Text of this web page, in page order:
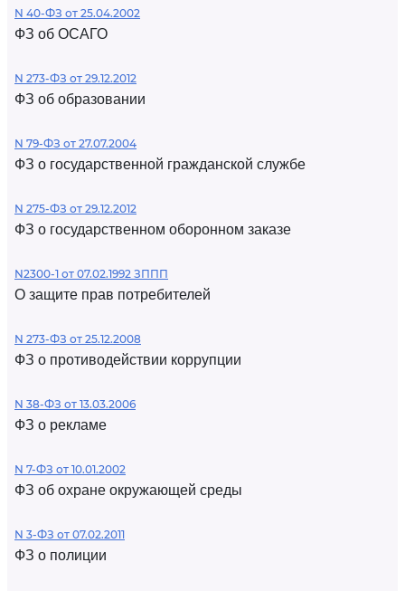
N 40-ФЗ от 25.04.2002
ФЗ об ОСАГО
N 273-ФЗ от 29.12.2012
ФЗ об образовании
N 79-ФЗ от 27.07.2004
ФЗ о государственной гражданской службе
N 275-ФЗ от 29.12.2012
ФЗ о государственном оборонном заказе
N2300-1 от 07.02.1992 ЗППП
О защите прав потребителей
N 273-ФЗ от 25.12.2008
ФЗ о противодействии коррупции
N 38-ФЗ от 13.03.2006
ФЗ о рекламе
N 7-ФЗ от 10.01.2002
ФЗ об охране окружающей среды
N 3-ФЗ от 07.02.2011
ФЗ о полиции